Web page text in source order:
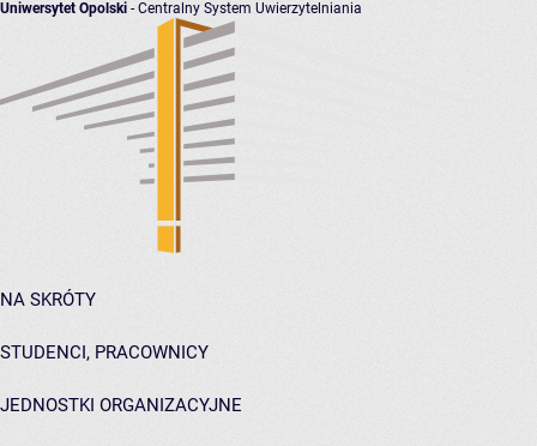
Uniwersytet Opolski - Centralny System Uwierzytelniania
NA SKRÓTY
STUDENCI, PRACOWNICY
JEDNOSTKI ORGANIZACYJNE